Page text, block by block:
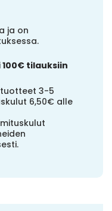
ja on
tilauksiin
3-5
6,50€ alle